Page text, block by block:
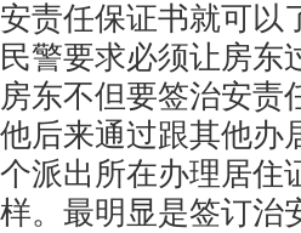
安责任保证书就可以
民警要求必须让房东
房东不但要签治安责
他后来通过跟其他办
个派出所在办理居住
样。最明显是签订治